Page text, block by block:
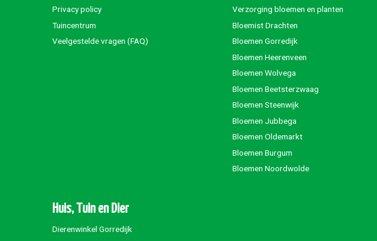
Privacy policy
Tuincentrum
Veelgestelde vragen (FAQ)
Verzorging bloemen en planten
Bloemist Drachten
Bloemen Gorredijk
Bloemen Heerenveen
Bloemen Wolvega
Bloemen Beetsterzwaag
Bloemen Steenwijk
Bloemen Jubbega
Bloemen Oldemarkt
Bloemen Burgum
Bloemen Noordwolde
Huis, Tuin en Dier
Dierenwinkel Gorredijk